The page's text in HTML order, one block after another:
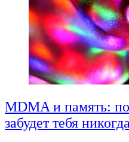
MDMA и память:
забудет тебя никогда